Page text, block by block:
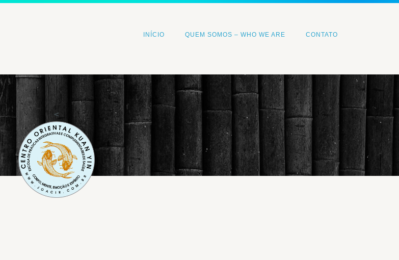
INÍCIO QUEM SOMOS – WHO WE ARE CONTATO
<